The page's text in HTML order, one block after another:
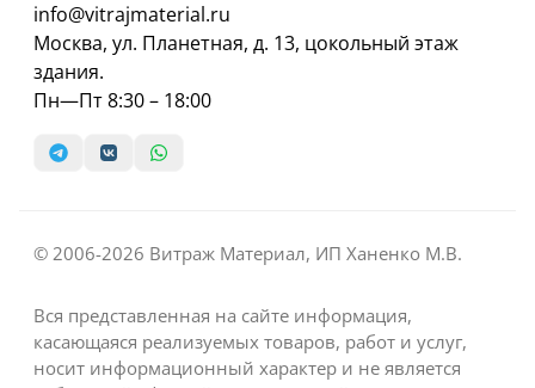
info@vitrajmaterial.ru
Москва, ул. Планетная, д. 13, цокольный этаж
здания.
Пн—Пт 8:30 – 18:00
© 2006-2026 Витраж Материал, ИП Ханенко М.В.
Вся представленная на сайте информация,
касающаяся реализуемых товаров, работ и услуг,
носит информационный характер и не является